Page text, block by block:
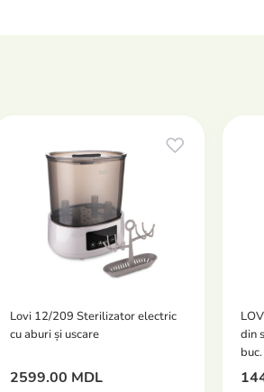
Lovi 12/209 Sterilizator electric
cu aburi și uscare
2599.00 MDL
din
buc.